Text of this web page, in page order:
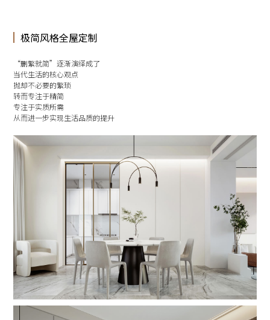
极简风格全屋定制
“删繁就简”逐渐演绎成了
当代生活的核心观点
抛却不必要的繁琐
转而专注于精简
专注于实质所需
从而进一步实现生活品质的提升